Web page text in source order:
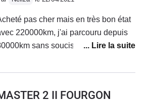
avec un rivet pop et une rondelle
Ingénieur de merde...
pas cher mais en très bon état
220000km, j'ai parcouru depuis
sans soucis.Au préalable j'ai
assistée, les deux disques
l'ai équipé en VASP Atelier
2 II FOURGON